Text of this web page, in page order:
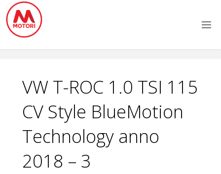
Salta
contenuto
VW T-ROC 1.0 TSI 115
CV Style BlueMotion
Technology anno
2018 – 3